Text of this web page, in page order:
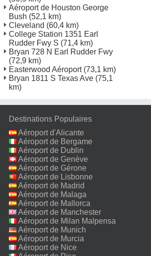
Aéroport de Houston George
Bush (52,1 km)
Cleveland (60,4 km)
College Station 1351 Earl
Rudder Fwy S (71,4 km)
Bryan 728 N Earl Rudder Fwy
(72,9 km)
Easterwood Aéroport(73,1 km)
Bryan 1811 S Texas Ave (75,1
km)
Destinations Populaires
Aéroport d'Alicante
Aéroport de Bergame
Aéroport de Dublin
Aéroport de Genève
Aéroport de Gérone
Aéroport de Lisbonne
Aéroport de Madrid
Aéroport de Malaga
Aéroport de Mallorca
Aéroport de Manchester
Aéroport de Milan Malpensa
Aéroport de Munich
Aéroport de Murcia
Aéroport de Nice